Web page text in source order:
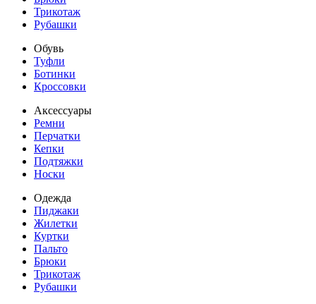
Трикотаж
Рубашки
Обувь
Туфли
Ботинки
Кроссовки
Аксессуары
Ремни
Перчатки
Кепки
Подтяжки
Носки
Одежда
Пиджаки
Жилетки
Куртки
Пальто
Брюки
Трикотаж
Рубашки